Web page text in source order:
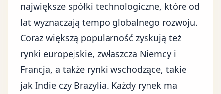
największe spółki technologiczne, które od
lat wyznaczają tempo globalnego rozwoju.
Coraz większą popularność zyskują też
rynki europejskie, zwłaszcza Niemcy i
Francja, a także rynki wschodzące, takie
jak Indie czy Brazylia. Każdy rynek ma